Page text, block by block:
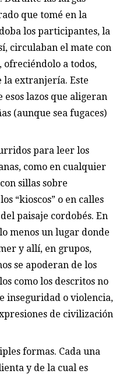
que tomé en la
los participantes, la
circulaban el mate con
a todos,
la extranjería. Este
lazos que aligeran
(aunque sea fugaces)
para leer los
como en cualquier
sillas sobre
“kioscos” o en calles
paisaje cordobés. En
menos un lugar donde
y allí, en grupos,
se apoderan de los
como los descritos no
inseguridad o violencia,
de civilización
formas. Cada una
y de la cual es